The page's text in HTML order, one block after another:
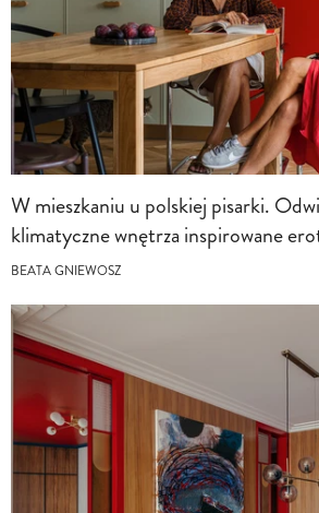
W mieszkaniu u polskiej pisarki.
klimatyczne wnętrza inspirowane
BEATA GNIEWOSZ